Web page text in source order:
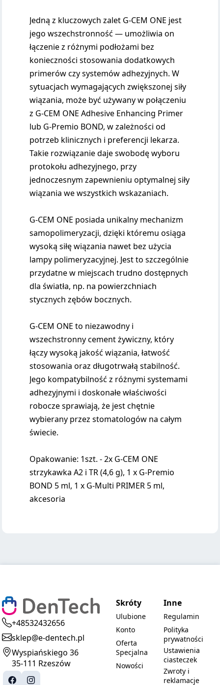
Jedną z kluczowych zalet G-CEM ONE jest
jego wszechstronność — umożliwia on
łączenie z różnymi podłożami bez
konieczności stosowania dodatkowych
primerów czy systemów adhezyjnych. W
sytuacjach wymagających zwiększonej siły
wiązania, może być używany w połączeniu
z G-CEM ONE Adhesive Enhancing Primer
lub G-Premio BOND, w zależności od
potrzeb klinicznych i preferencji lekarza.
Takie rozwiązanie daje swobodę wyboru
protokołu adhezyjnego, przy
jednoczesnym zapewnieniu optymalnej siły
wiązania we wszystkich wskazaniach.
G-CEM ONE posiada unikalny mechanizm
samopolimeryzacji, dzięki któremu osiąga
wysoką siłę wiązania nawet bez użycia
lampy polimeryzacyjnej. Jest to szczególnie
przydatne w miejscach trudno dostępnych
dla światła, np. na powierzchniach
stycznych zębów bocznych.
G-CEM ONE to niezawodny i
wszechstronny cement żywiczny, który
łączy wysoką jakość wiązania, łatwość
stosowania oraz długotrwałą stabilność.
Jego kompatybilność z różnymi systemami
adhezyjnymi i doskonałe właściwości
robocze sprawiają, że jest chętnie
wybierany przez stomatologów na całym
świecie.
Opakowanie: 1szt. - 2x G-CEM ONE
strzykawka A2 i TR (4,6 g), 1 x G-Premio
BOND 5 ml, 1 x G-Multi PRIMER 5 ml,
akcesoria
+48532432656
sklep@e-dentech.pl
Wyspiańskiego 36
35-111 Rzeszów
Skróty
Ulubione
Konto
Oferta
Specjalna
Nowości
Inne
Regulamin
Polityka
prywatności
Ustawienia
ciasteczek
Zwroty i
reklamacje